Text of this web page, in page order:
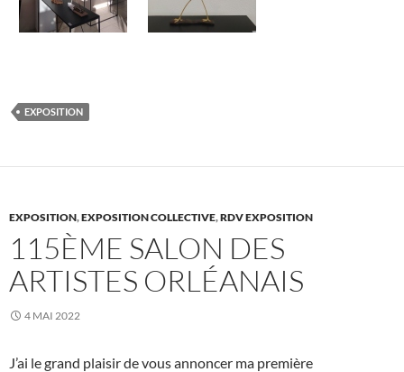
EXPOSITION
EXPOSITION,EXPOSITION COLLECTIVE,RDV EXPOSITION
115ÈME SALON DES
ARTISTES ORLÉANAIS
4 MAI 2022
J’ai le grand plaisir de vous annoncer ma première